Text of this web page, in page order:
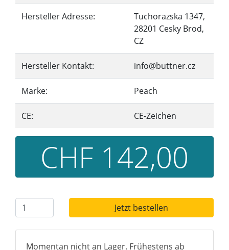
Hersteller Adresse:
Tuchorazska 1347,
28201 Cesky Brod,
CZ
Hersteller Kontakt: info@buttner.cz
Marke: Peach
CE: CE-Zeichen
CHF 142,00
Jetzt bestellen
Momentan nicht an Lager. Frühestens ab